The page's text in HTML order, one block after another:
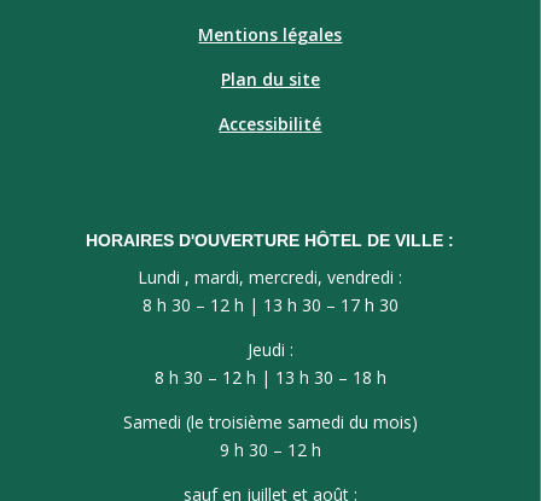
Mentions légales
Plan du site
Accessibilité
HORAIRES D'OUVERTURE HÔTEL DE VILLE :
Lundi , mardi, mercredi, vendredi :
8 h 30 – 12 h | 13 h 30 – 17 h 30
Jeudi :
8 h 30 – 12 h | 13 h 30 – 18 h
Samedi (le troisième samedi du mois)
9 h 30 – 12 h
sauf en juillet et août :